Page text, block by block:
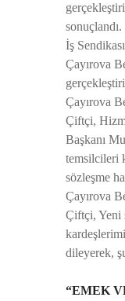
İş
Çayırova
Çayırova
Çiftçi,
Başkanı
temsilcileri
sözleşme
Çayırova
Çiftçi, Yeni
dileyerek,
“EMEK